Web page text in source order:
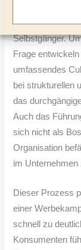
Selbst wenn Sie
Unternehmen
Selbstgänger.
Frage
umfassendes
bei strukturellen
das
Auch das
sich nicht als
Organisation
im Unternehmen
Dieser Prozess
einer
schnell zu
Konsumenten